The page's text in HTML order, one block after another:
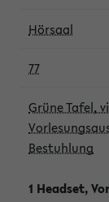
Hörsaal
77
Grüne Tafel,
Bestuhlung
1 Headset,